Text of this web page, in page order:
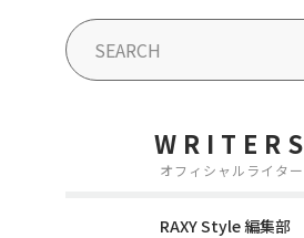
WRITERS
オフィシャルライター
RAXY Style 編集部